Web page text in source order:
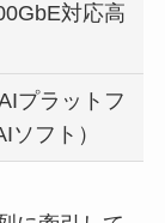
対応高
プラットフ
ソフト）